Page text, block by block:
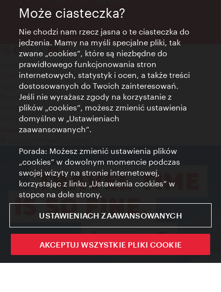
Kontakt
Credits
Zgoda na przetwarzanie danych osobowych
Terms of Use
Dostępność
Kontakt prasowy
Ustawienia cookies
Może ciasteczka?
Nie chodzi nam rzecz jasna o te ciasteczka do
jedzenia. Mamy na myśli specjalne pliki, tak
zwane „cookies”, które są niezbędne do
prawidłowego funkcjonowania stron
internetowych, statystyk i ocen, a także treści
dostosowanych do Twoich zainteresowań.
Jeśli nie wyrażasz zgody na korzystanie z
plików „cookies”, możesz zmienić ustawienia
domyślne w „Ustawieniach
zaawansowanych”.
Porada: Możesz zmienić ustawienia plików
„cookies” w dowolnym momencie podczas
swojej wizyty na stronie internetowej,
korzystając z linku „Ustawienia cookies” w
stopce na dole strony.
USTAWIENIACH ZAAWANSOWANYCH
AKCEPTUJ WSZYSTKIE PLIKI COOKIE